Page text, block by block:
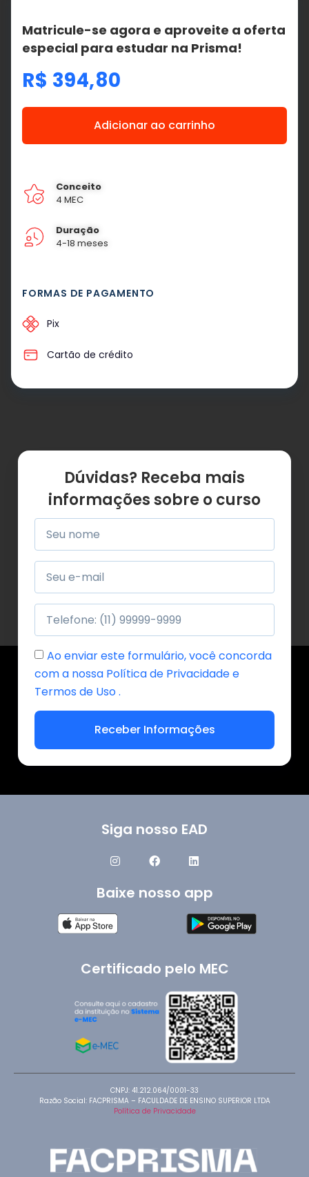
Matricule-se agora e aproveite a oferta
especial para estudar na Prisma!
R$ 394,80
Adicionar ao carrinho
Conceito
4 MEC
Duração
4-18 meses
FORMAS DE PAGAMENTO
Pix
Cartão de crédito
Dúvidas? Receba mais
informações sobre o curso
Ao enviar este formulário, você concorda
com a nossa Política de Privacidade e
Termos de Uso .
Receber Informações
Siga nosso EAD
Baixe nosso app
Certificado pelo MEC
CNPJ: 41.212.064/0001-33
Razão Social: FACPRISMA – FACULDADE DE ENSINO SUPERIOR LTDA
Política de Privacidade